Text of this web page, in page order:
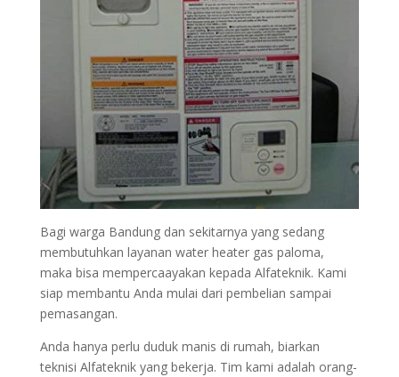
Bagi warga Bandung dan sekitarnya yang sedang
membutuhkan layanan water heater gas paloma,
maka bisa mempercaayakan kepada Alfateknik. Kami
siap membantu Anda mulai dari pembelian sampai
pemasangan.
Anda hanya perlu duduk manis di rumah, biarkan
teknisi Alfateknik yang bekerja. Tim kami adalah orang-